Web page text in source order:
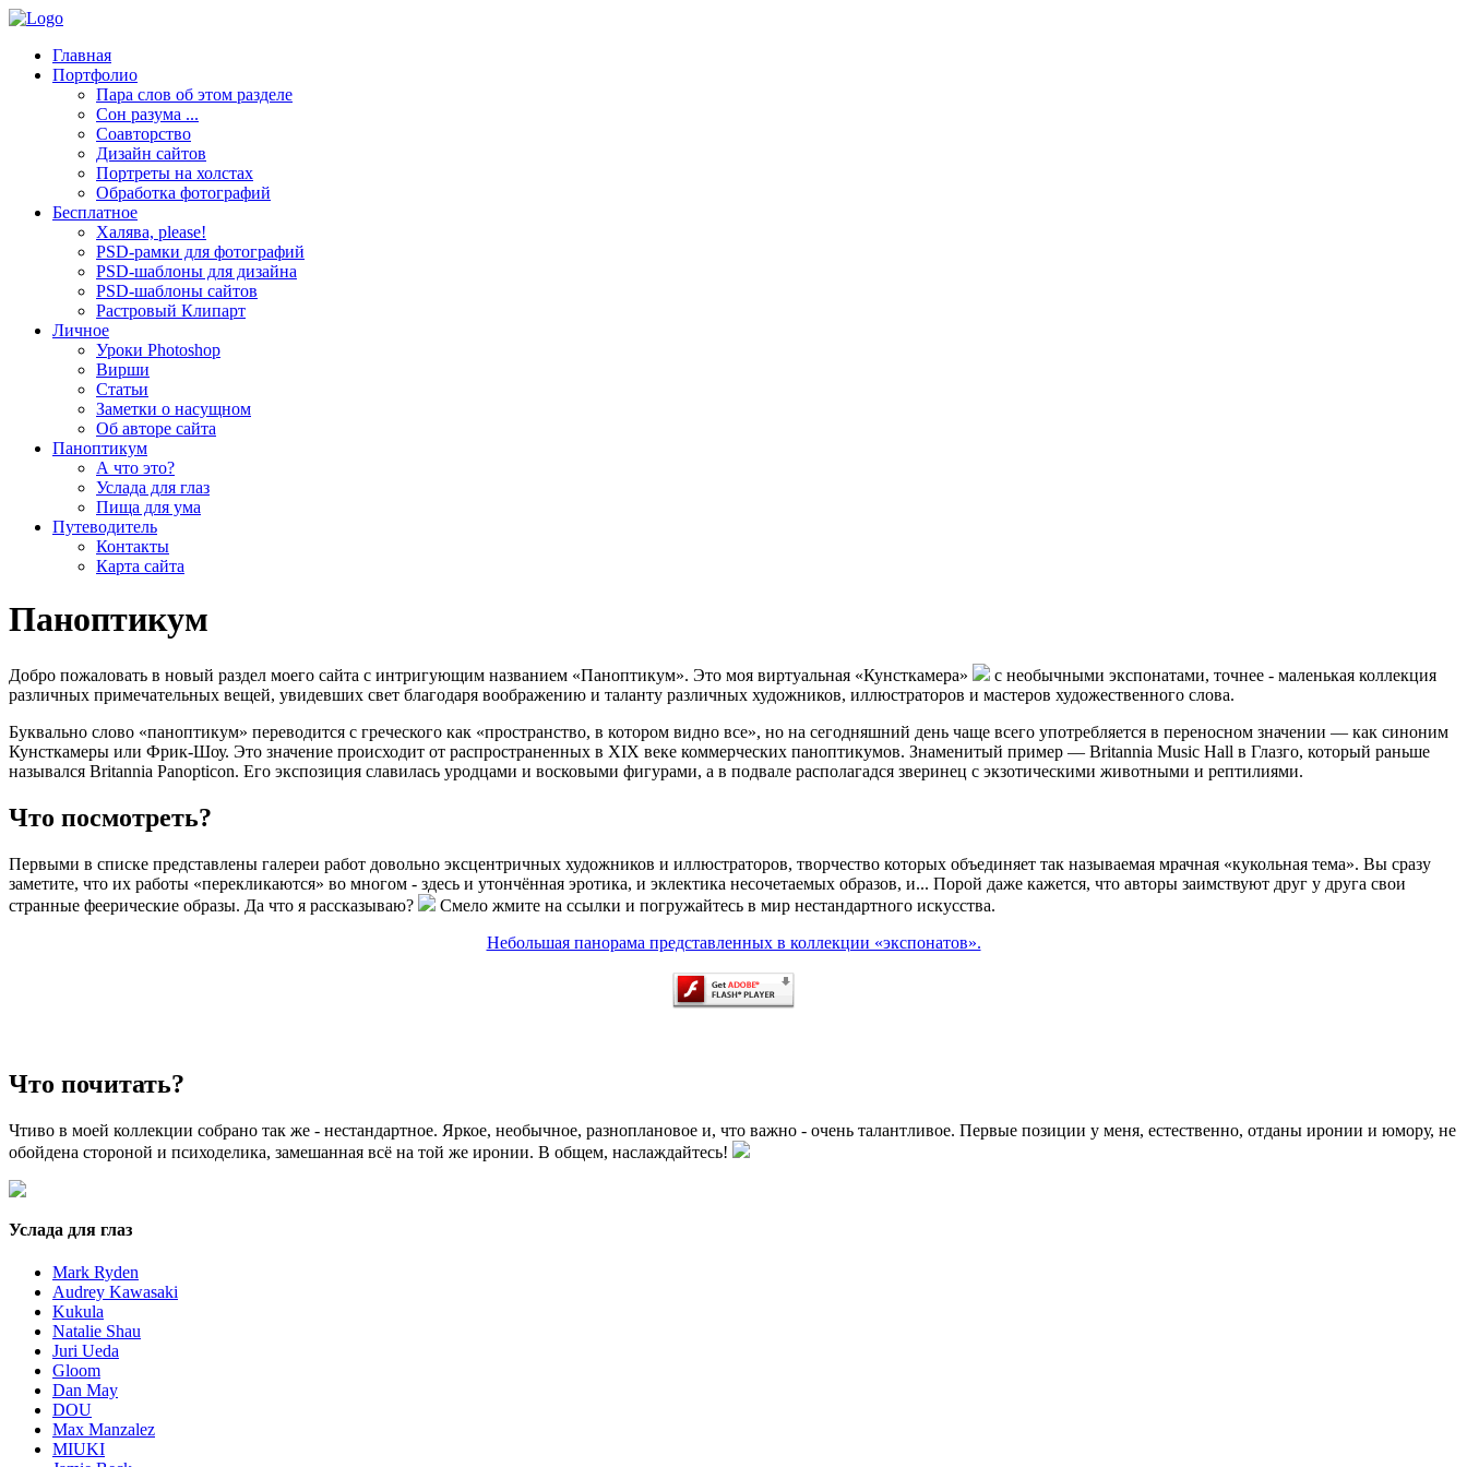
Главная
Портфолио
Пара слов об этом разделе
Сон разума ...
Соавторство
Дизайн сайтов
Портреты на холстах
Обработка фотографий
Бесплатное
Халява, please!
PSD-рамки для фотографий
PSD-шаблоны для дизайна
PSD-шаблоны сайтов
Растровый Клипарт
Личное
Уроки Photoshop
Вирши
Статьи
Заметки о насущном
Об авторе сайта
Паноптикум
А что это?
Услада для глаз
Пища для ума
Путеводитель
Контакты
Карта сайта
Паноптикум
Добро пожаловать в новый раздел моего сайта с интригующим названием «Паноптикум». Это моя виртуальная «Кунсткамера»
с необычными экспонатами, точнее - маленькая коллекция
различных примечательных вещей, увидевших свет благодаря воображению и таланту различных художников, иллюстраторов и мастеров художественного слова.
Буквально слово «паноптикум» переводится с греческого как «пространство, в котором видно все», но на сегодняшний день чаще всего употребляется в переносном значении — как синоним
Кунсткамеры или Фрик-Шоу. Это значение происходит от распространенных в XIX веке коммерческих паноптикумов. Знаменитый пример — Britannia Music Hall в Глазго, который раньше
назывался Britannia Panopticon. Его экспозиция славилась уродцами и восковыми фигурами, а в подвале располагадся зверинец с экзотическими животными и рептилиями.
Что посмотреть?
Первыми в списке представлены галереи работ довольно эксцентричных художников и иллюстраторов, творчество которых объединяет так называемая мрачная «кукольная тема». Вы сразу
заметите, что их работы «перекликаются» во многом - здесь и утончённая эротика, и эклектика несочетаемых образов, и... Порой даже кажется, что авторы заимствуют друг у друга свои
странные феерические образы. Да что я рассказываю?
Смело жмите на ссылки и погружайтесь в мир нестандартного искусства.
Небольшая панорама представленных в коллекции «экспонатов».
Что почитать?
Чтиво в моей коллекции собрано так же - нестандартное. Яркое, необычное, разноплановое и, что важно - очень талантливое. Первые позиции у меня, естественно, отданы иронии и юмору, не
обойдена стороной и психоделика, замешанная всё на той же иронии. В общем, наслаждайтесь!
Услада для глаз
Mark Ryden
Audrey Kawasaki
Kukula
Natalie Shau
Juri Ueda
Gloom
Dan May
DOU
Max Manzalez
MIUKI